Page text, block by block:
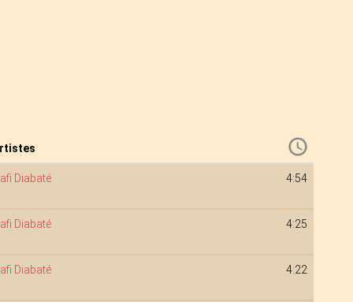
Diabaté 4:54
Diabaté 4:25
Diabaté 4:22